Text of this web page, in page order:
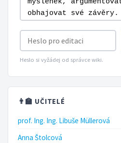
Heslo si vyžádej od správce wiki.
👨‍🏫 UČITELÉ
prof. Ing. Ing. Libuše Müllerová
Anna Štolcová